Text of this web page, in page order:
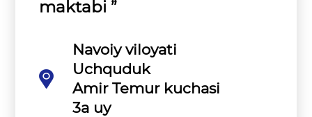
maktabi ”
Navoiy viloyati
Uchquduk
Amir Temur kuchasi
3a uy